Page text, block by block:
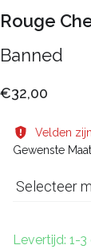
Rouge
Banned
€32,00
Velden
Gewenste Maat
Selecteer
Levertijd: 1-